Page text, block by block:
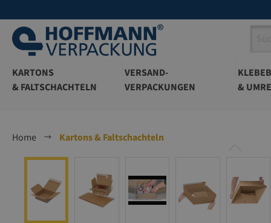
KARTONS
& FALTSCHACHTELN
VERSAND-
VERPACKUNGEN
&
Home
Kartons & Faltschachteln
Bildergalerie überspringen